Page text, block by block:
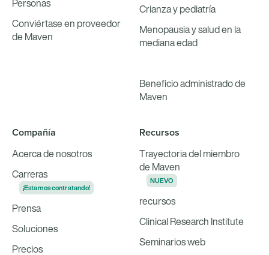
Personas
Conviértase en proveedor
de Maven
Crianza y pediatría
Menopausia y salud en la
mediana edad
Beneficio administrado de
Maven
Compañía
Acerca de nosotros
Carreras
¡Estamos contratando!
Prensa
Soluciones
Precios
Recursos
Trayectoria del miembro
de Maven
NUEVO
recursos
Clinical Research Institute
Seminarios web